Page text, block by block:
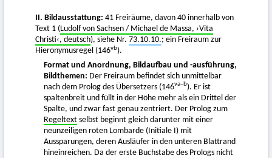
II. Bildausstattung: 41 Freiräume, davon 40 innerhalb von
Text 1 (Ludolf von Sachsen / Michael de Massa, ›Vita
Christi‹, deutsch), siehe Nr. 73.10.10.; ein Freiraum zur
Hieronymusregel (146vb).
Format und Anordnung, Bildaufbau und -ausführung,
Bildthemen: Der Freiraum befindet sich unmittelbar
nach dem Prolog des Übersetzers (146va–b). Er ist
spaltenbreit und füllt in der Höhe mehr als ein Drittel der
Spalte, und zwar fast genau zentriert. Der Prolog zum
Regeltext selbst beginnt gleich darunter mit einer
neunzeiligen roten Lombarde (Initiale I) mit
Aussparungen, deren Ausläufer in den unteren Blattrand
hineinreichen. Da der erste Buchstabe des Prologs nicht